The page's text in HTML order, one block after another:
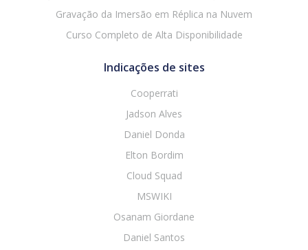
Gravação da Imersão em Réplica na Nuvem
Curso Completo de Alta Disponibilidade
Indicações de sites
Cooperrati
Jadson Alves
Daniel Donda
Elton Bordim
Cloud Squad
MSWIKI
Osanam Giordane
Daniel Santos